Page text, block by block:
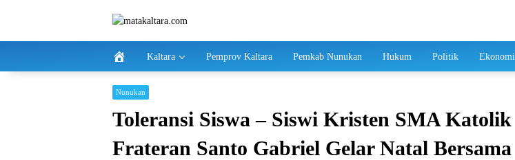
Kaltara Pemprov Kaltara Pemkab Nunukan Hukum Politik Ekonomi
Nunukan
Toleransi Siswa – Siswi Kristen SMA Katolik
Frateran Santo Gabriel Gelar Natal Bersama